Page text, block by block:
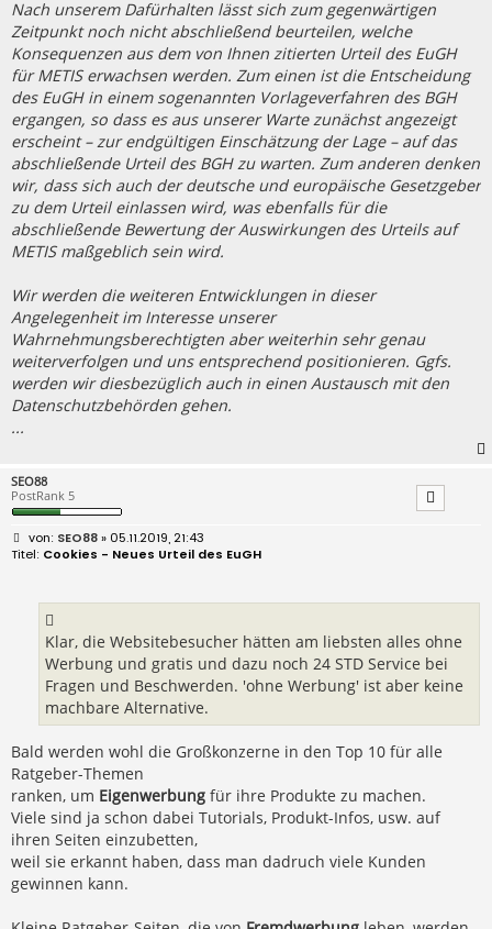
Nach unserem Dafürhalten lässt sich zum gegenwärtigen
Zeitpunkt noch nicht abschließend beurteilen, welche
Konsequenzen aus dem von Ihnen zitierten Urteil des EuGH
für METIS erwachsen werden. Zum einen ist die Entscheidung
des EuGH in einem sogenannten Vorlageverfahren des BGH
ergangen, so dass es aus unserer Warte zunächst angezeigt
erscheint – zur endgültigen Einschätzung der Lage – auf das
abschließende Urteil des BGH zu warten. Zum anderen denken
wir, dass sich auch der deutsche und europäische Gesetzgeber
zu dem Urteil einlassen wird, was ebenfalls für die
abschließende Bewertung der Auswirkungen des Urteils auf
METIS maßgeblich sein wird.
Wir werden die weiteren Entwicklungen in dieser
Angelegenheit im Interesse unserer
Wahrnehmungsberechtigten aber weiterhin sehr genau
weiterverfolgen und uns entsprechend positionieren. Ggfs.
werden wir diesbezüglich auch in einen Austausch mit den
Datenschutzbehörden gehen.
...
SEO88
PostRank 5
B
e
i
SEO88» 05.11.2019, 21:43
Cookies - Neues Urteil des EuGH
Klar, die Websitebesucher hätten am liebsten alles ohne
Werbung und gratis und dazu noch 24 STD Service bei
Fragen und Beschwerden. 'ohne Werbung' ist aber keine
machbare Alternative.
Bald werden wohl die Großkonzerne in den Top 10 für alle
Ratgeber-Themen
ranken, um Eigenwerbung für ihre Produkte zu machen.
Viele sind ja schon dabei Tutorials, Produkt-Infos, usw. auf
ihren Seiten einzubetten,
weil sie erkannt haben, dass man dadruch viele Kunden
gewinnen kann.